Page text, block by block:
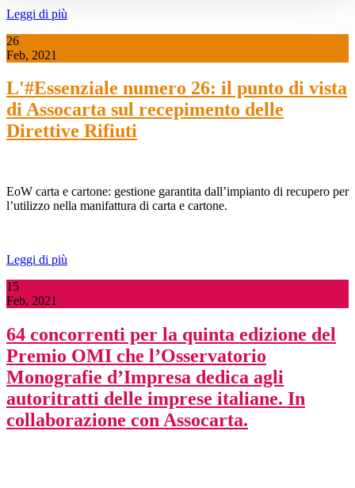
Leggi di più
26
Feb, 2021
L'#Essenziale numero 26: il punto di vista
di Assocarta sul recepimento delle
Direttive Rifiuti
EoW carta e cartone: gestione garantita dall’impianto di recupero per
l’utilizzo nella manifattura di carta e cartone.
Leggi di più
15
Feb, 2021
64 concorrenti per la quinta edizione del
Premio OMI che l’Osservatorio
Monografie d’Impresa dedica agli
autoritratti delle imprese italiane. In
collaborazione con Assocarta.